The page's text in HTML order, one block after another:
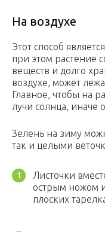
На воздухе
Этот способ
при этом растение
веществ и долго
воздухе, может
Главное, чтобы на
лучи солнца, иначе
Зелень на зиму
так и целыми
Листочки
острым ножом
плоских